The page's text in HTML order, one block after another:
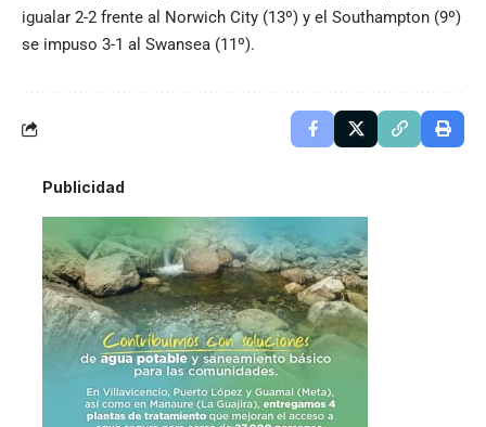
igualar 2-2 frente al Norwich City (13º) y el Southampton (9º)
se impuso 3-1 al Swansea (11º).
Publicidad